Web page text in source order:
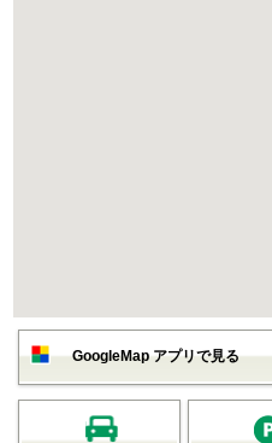
GoogleMap アプリで見る